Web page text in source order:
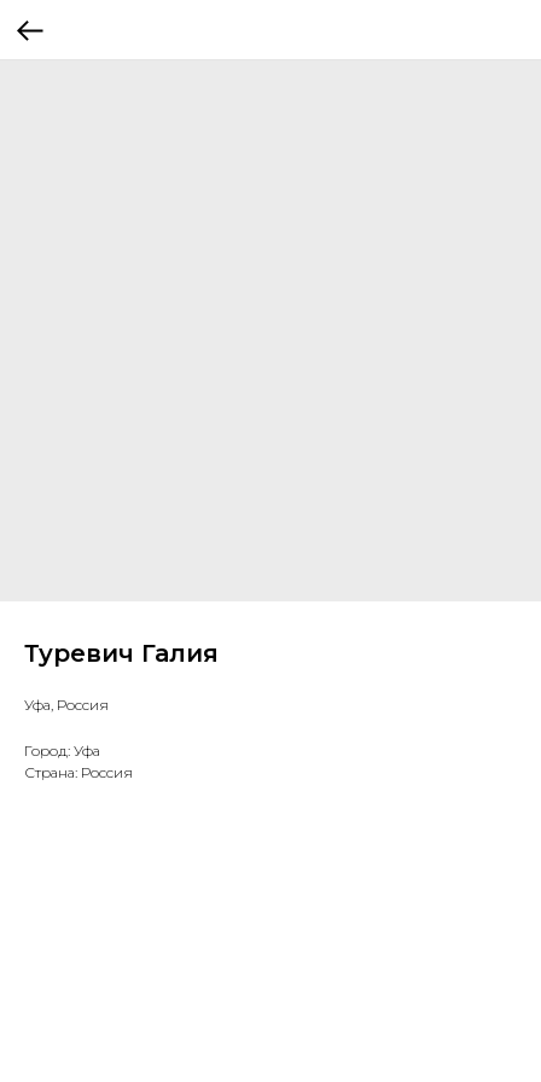
Туревич Галия
Уфа, Россия
Город: Уфа
Страна: Россия